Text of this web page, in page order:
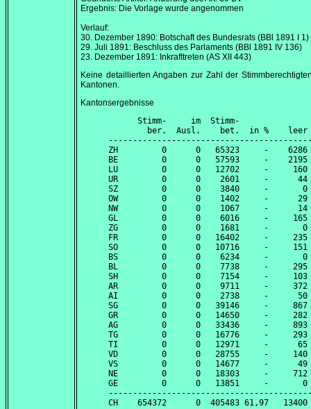
Ergebnis: Die Vorlage wurde angenommen
Verlauf:
30. Dezember 1890: Botschaft des Bundesrats (BBl 1891 I 1)
29. Juli 1891: Beschluss des Parlaments (BBl 1891 IV 136)
23. Dezember 1891: Inkrafttreten (AS XII 443)
Keine detaillierten Angaben zur Zahl der
Kantonen.
Kantonsergebnisse
Stimm-     im  Stimm-
ber.  Ausl.    bet.  in %
ZH         0      0   65323     -
BE         0      0   57593     -
LU         0      0   12702     -
UR         0      0    2601     -
SZ         0      0    3840     -       0
OW         0      0    1402     -      29
NW         0      0    1067     -
GL         0      0    6016     -
ZG         0      0    1681     -
FR         0      0   16402     -     235
SO         0      0   10716     -
BS         0      0    6234     -       0
BL         0      0    7738     -
SH         0      0    7154     -
AR         0      0    9711     -
AI         0      0    2738     -      50
SG         0      0   39146     -
GR         0      0   14650     -     282
AG         0      0   33436     -
TG         0      0   16776     -
TI         0      0   12971     -      65
VD         0      0   28755     -     140
VS         0      0   14677     -      49
NE         0      0   18303     -     712
GE         0      0   13851     -       0
CH    654372      0  405483 61,97